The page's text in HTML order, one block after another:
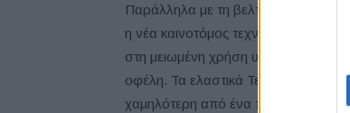
Παράλληλα με τη βελτιωμένη
η νέα καινοτόμος τεχνολογία
στη μειωμένη χρήση υλικών και την
οφέλη. Τα ελαστικά Τεχνολογίας
χαμηλότερη από ένα παραδοσιακό